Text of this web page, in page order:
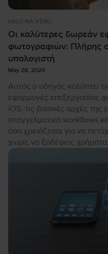
KALO NA XERO
Οι καλύτερες δωρεάν
φωτογραφιών: Πλήρης
υπολογιστή
May 28, 2026
Αυτός ο οδηγός καλύπτει
εφαρμογές επεξεργασίας
iOS, τις βασικές αρχές της
επαγγελματικά workflows
όσα χρειάζεσαι για να
χωρίς να ξοδέψεις χρήματα.